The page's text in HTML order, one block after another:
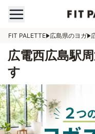
FIT PALETTE 広島県のヨガ
広電西広島駅
す